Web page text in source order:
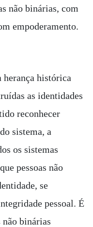
não binárias, com
empoderamento.
herança histórica
as identidades
reconhecer
sistema, a
os sistemas
pessoas não
se
pessoal. É
não binárias